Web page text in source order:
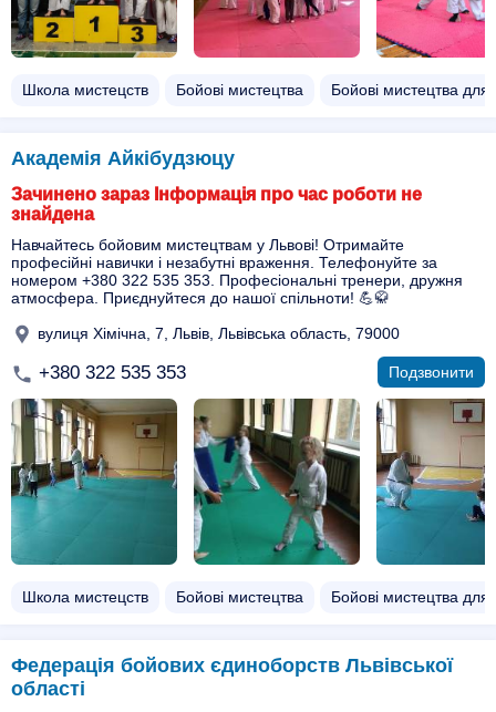
Школа мистецств Бойові мистецтва Бойові мистецтва для
Академія Айкібудзюцу
Зачинено зараз Інформація про час роботи не
знайдена
Навчайтесь бойовим мистецтвам у Львові! Отримайте
професійні навички і незабутні враження. Телефонуйте за
номером +380 322 535 353. Професіональні тренери, дружня
атмосфера. Приєднуйтеся до нашої спільноти! 💪🥋
вулиця Хімічна, 7, Львів, Львівська область, 79000
+380 322 535 353 Подзвонити
Школа мистецств Бойові мистецтва Бойові мистецтва для
Федерація бойових єдиноборств Львівської
області